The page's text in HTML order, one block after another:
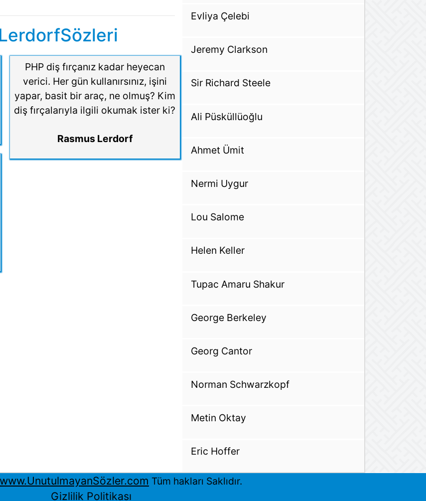
PHP diş fırçanız kadar heyecan
verici. Her gün kullanırsınız, işini
yapar, basit bir araç, ne olmuş? Kim
diş fırçalarıyla ilgili okumak ister ki?
Rasmus Lerdorf
Evliya Çelebi
Jeremy Clarkson
Sir Richard Steele
Ali Püsküllüoğlu
Ahmet Ümit
Nermi Uygur
Lou Salome
Helen Keller
Tupac Amaru Shakur
George Berkeley
Georg Cantor
Norman Schwarzkopf
Metin Oktay
Eric Hoffer
www.UnutulmayanSözler.com Tüm hakları Saklıdır.
Gizlilik Politikası